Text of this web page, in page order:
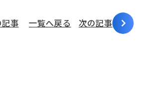
事 一覧へ戻る 次の記事